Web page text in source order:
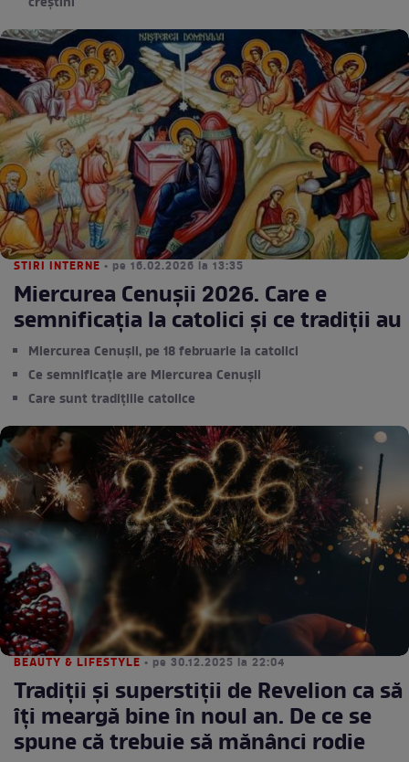
STIRI INTERNE • pe 16.02.2026 la 13:35
Miercurea Cenușii 2026. Care e
semnificația la catolici și ce tradiții au
Miercurea Cenușii, pe 18 februarie la catolici
Ce semnificație are Miercurea Cenușii
Care sunt tradițiile catolice
BEAUTY & LIFESTYLE • pe 30.12.2025 la 22:04
Tradiții și superstiții de Revelion ca să
îți meargă bine în noul an. De ce se
spune că trebuie să mănânci rodie